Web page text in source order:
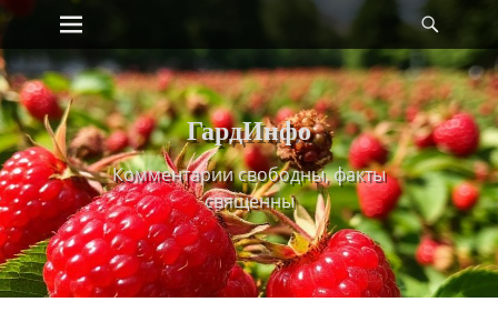
Skip
content
Primary Menu
ГардИнфо
Комментарии свободны, факты
священны